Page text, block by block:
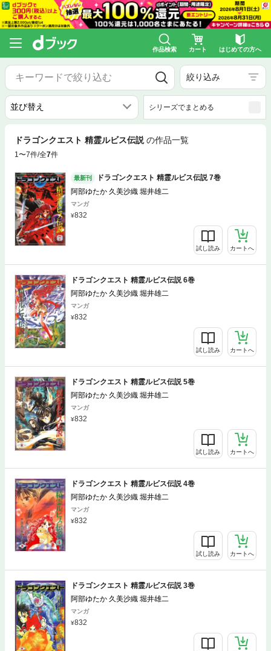
作品検索 カート はじめての方へ
絞り込み
シリーズでまとめる
ドラゴンクエスト 精霊ルビス伝説 の作品一覧
1〜7件/全7件
最新刊
ドラゴンクエスト 精霊ルビス伝説 7巻
阿部ゆたか 久美沙織 堀井雄二
マンガ
832
試し読み カートへ
ドラゴンクエスト 精霊ルビス伝説 6巻
阿部ゆたか 久美沙織 堀井雄二
マンガ
832
試し読み カートへ
ドラゴンクエスト 精霊ルビス伝説 5巻
阿部ゆたか 久美沙織 堀井雄二
マンガ
832
試し読み カートへ
ドラゴンクエスト 精霊ルビス伝説 4巻
阿部ゆたか 久美沙織 堀井雄二
マンガ
832
試し読み カートへ
ドラゴンクエスト 精霊ルビス伝説 3巻
阿部ゆたか 久美沙織 堀井雄二
マンガ
832